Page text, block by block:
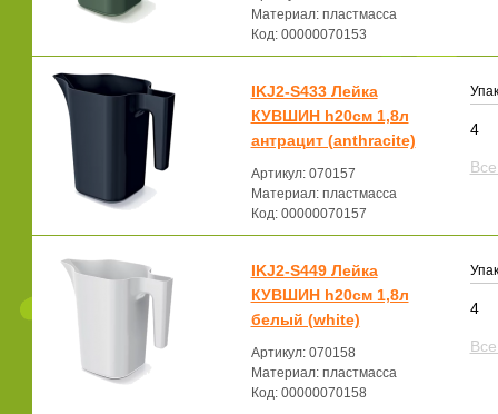
Материал: пластмасса
Код: 00000070153
IKJ2-S433 Лейка
КУВШИН h20см 1,8л
антрацит (anthracite)
Артикул: 070157
Материал: пластмасса
Код: 00000070157
4
IKJ2-S449 Лейка
КУВШИН h20см 1,8л
белый (white)
Артикул: 070158
Материал: пластмасса
Код: 00000070158
4